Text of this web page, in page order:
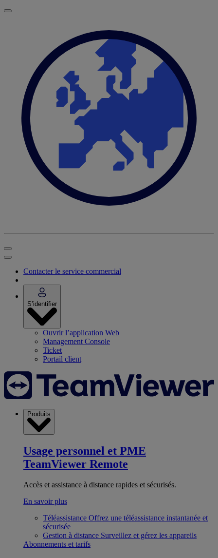
Contacter le service commercial
S’identifier
Ouvrir l’application Web
Management Console
Ticket
Portail client
Produits
Usage personnel et PME
TeamViewer Remote
Accès et assistance à distance rapides et sécurisés.
En savoir plus
Téléassistance Offrez une téléassistance instantanée et
sécurisée
Gestion à distance Surveillez et gérez les appareils
Abonnements et tarifs